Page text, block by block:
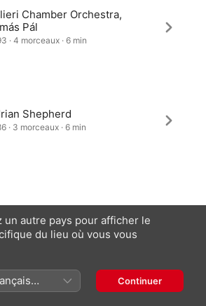
Chamber Orchestra,
Pál
· 4 morceaux · 6 min
Shepherd
· 3 morceaux · 6 min
(UK)
Internet
Apple Music et confidentialité
cookies
Assistance Remarques
un autre pays pour afficher le
du lieu où vous vous
Continuer